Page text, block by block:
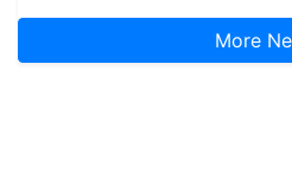
More